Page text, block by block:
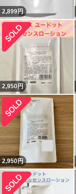
2,899円
2,950 円
2,950円